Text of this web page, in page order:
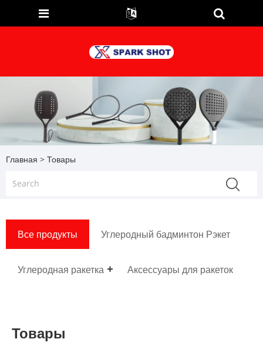
Главная > Товары
Все продукты Углеродный бадминтон Рэкет
Углеродная ракетка Аксессуары для ракеток
Товары